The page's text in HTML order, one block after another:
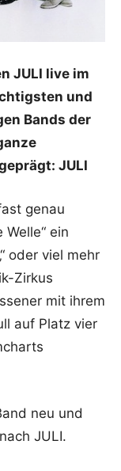
JULI live im
und
Bands der
JULI
genau
ein
oder viel mehr
Zirkus
mit ihrem
auf Platz vier
neu und
JULI.